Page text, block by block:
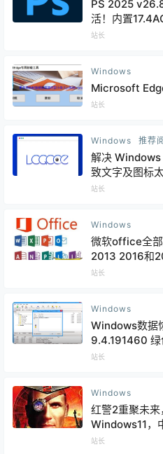
PS 2025
活！内置
站长
Windows
Microsoft
站长
Windows 推荐
解决 Windows
致文字及图标
站长
Windows
微软office全
2013 2016和
站长
Windows
Windows数据
9.4.191460 绿
站长
Windows
红警2重聚未
Windows11，
站长